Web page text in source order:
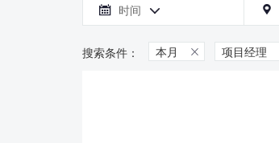
 时间  
本月  项目经理